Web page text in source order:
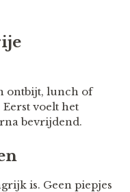
ontbijt, lunch of
voelt het
bevrijdend.
is. Geen piepjes